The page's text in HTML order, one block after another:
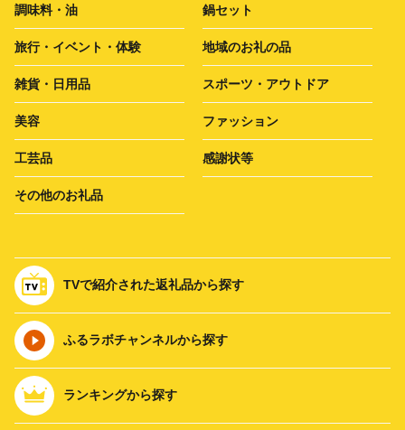
調味料・油 鍋セット
旅行・イベント・体験 地域のお礼の品
雑貨・日用品 スポーツ・アウトドア
美容 ファッション
工芸品 感謝状等
その他のお礼品
TVで紹介された返礼品から探す
ふるラボチャンネルから探す
ランキングから探す